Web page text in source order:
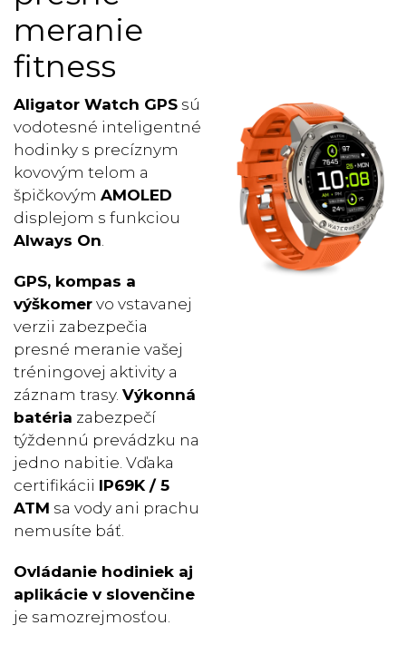
meranie
fitness
Aligator Watch GPS sú
vodotesné inteligentné
hodinky s precíznym
kovovým telom a
špičkovým AMOLED
displejom s funkciou
Always On
GPS, kompas a
výškomer vo vstavanej
verzii zabezpečia
presné meranie vašej
tréningovej aktivity a
záznam trasy. Výkonná
batéria zabezpečí
týždennú prevádzku na
jedno nabitie. Vďaka
certifikácii IP69K / 5
ATM sa vody ani prachu
nemusíte báť.
Ovládanie hodiniek aj
aplikácie v slovenčine
je samozrejmosťou.